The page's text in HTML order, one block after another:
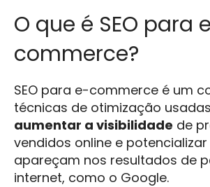
O que é SEO para
commerce?
SEO para e-commerce é um
técnicas de otimização
aumentar a visibilidade de
vendidos online e potencializar
apareçam nos resultados de
internet, como o Google.